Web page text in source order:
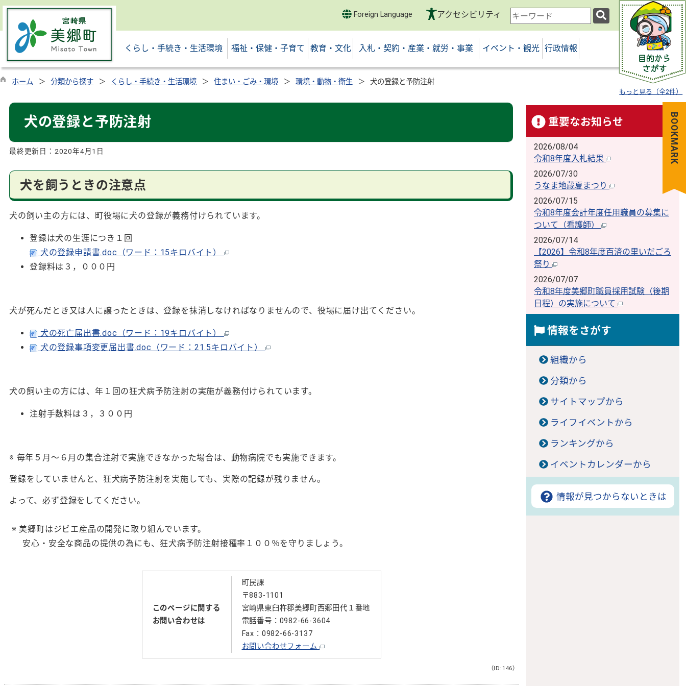
Foreign Language アクセシビリティ
検
索
ー
くらし・手続き・生活環境 福祉・保健・子育て 教育・文化 入札・契約・産業・就労・事業 イベント・観光 行政情報
ホーム 分類から探す くらし・手続き・生活環境 住まい・ごみ・環境 環境・動物・衛生 犬の登録と予防注射
もっと見る（全2件）
犬の登録と予防注射
最終更新日： 2020年4月1日
犬を飼うときの注意点
犬の飼い主の方には、町役場に犬の登録が義務付けられています。
登録は犬の生涯につき１回
犬の登録申請書.doc（ワード：15キロバイト）
登録料は３，０００円
犬が死んだとき又は人に譲ったときは、登録を抹消しなければなりませんので、役場に届け出てください。
犬の死亡届出書.doc（ワード：19キロバイト）
犬の登録事項変更届出書.doc（ワード：21.5キロバイト）
犬の飼い主の方には、年１回の狂犬病予防注射の実施が義務付けられています。
注射手数料は３，３００円
※ 毎年５月～６月の集合注射で実施できなかった場合は、動物病院でも実施できます。
登録をしていませんと、狂犬病予防注射を実施しても、実際の記録が残りません。
よって、必ず登録をしてください。
※ 美郷町はジビエ産品の開発に取り組んでいます。
安心・安全な商品の提供の為にも、狂犬病予防注射接種率１００％を守りましょう。
このページに関する
お問い合わせは
町民課
〒883-1101
宮崎県東臼杵郡美郷町西郷田代１番地
電話番号：0982-66-3604
Fax：0982-66-3137
お問い合わせフォーム
（ID:146）
重要なお知らせ
2026/08/04
令和8年度入札結果
2026/07/30
うなま地蔵夏まつり
2026/07/15
令和8年度会計年度任用職員の募集に
ついて（看護師）
2026/07/14
【2026】令和8年度百済の里いだごろ
祭り
2026/07/07
令和8年度美郷町職員採用試験（後期
日程）の実施について
情報をさがす
組織から
分類から
サイトマップから
ライフイベントから
ランキングから
イベントカレンダーから
情報が見つからないときは
BOOKMARK